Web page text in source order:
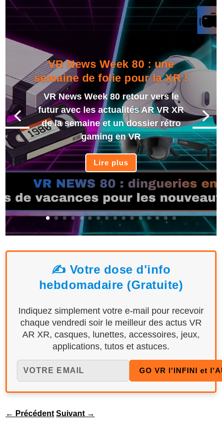
VR News Week 80 : une
semaine de folie pour la XR !
VR News Week 80 retour vers le
futur avec les actualités AR VR XR
de la semaine et un dossier rétro
gaming en VR
Lire plus
✍️ Votre dose d'info
hebdomadaire (Gratuite)
Indiquez simplement votre e-mail pour recevoir
chaque vendredi soir le meilleur des actus VR
AR XR, casques, lunettes, accessoires, jeux,
applications, tutos et astuces.
← Précédent Suivant →